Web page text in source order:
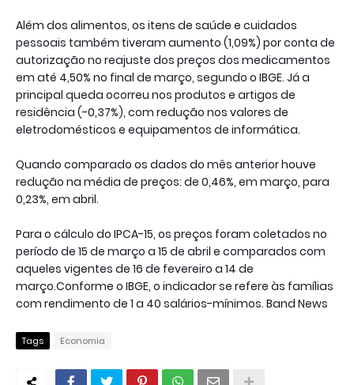
Além dos alimentos, os itens de saúde e cuidados
pessoais também tiveram aumento (1,09%) por conta de
autorização no reajuste dos preços dos medicamentos
em até 4,50% no final de março, segundo o IBGE. Já a
principal queda ocorreu nos produtos e artigos de
residência (-0,37%), com redução nos valores de
eletrodomésticos e equipamentos de informática.
Quando comparado os dados do mês anterior houve
redução na média de preços: de 0,46%, em março, para
0,23%, em abril.
Para o cálculo do IPCA-15, os preços foram coletados no
período de 15 de março a 15 de abril e comparados com
aqueles vigentes de 16 de fevereiro a 14 de
março.Conforme o IBGE, o indicador se refere às famílias
com rendimento de 1 a 40 salários-mínimos. Band News
Tags Economia